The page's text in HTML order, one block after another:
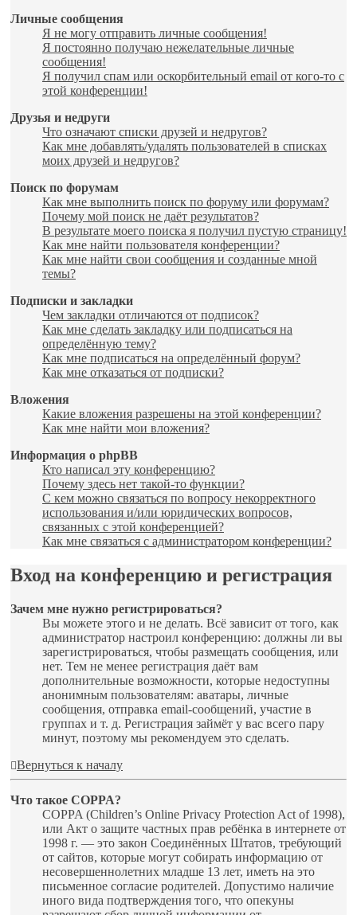
Личные сообщения
Я не могу отправить личные сообщения!
Я постоянно получаю нежелательные личные
сообщения!
Я получил спам или оскорбительный email от кого-то с
этой конференции!
Друзья и недруги
Что означают списки друзей и недругов?
Как мне добавлять/удалять пользователей в списках
моих друзей и недругов?
Поиск по форумам
Как мне выполнить поиск по форуму или форумам?
Почему мой поиск не даёт результатов?
В результате моего поиска я получил пустую страницу!
Как мне найти пользователя конференции?
Как мне найти свои сообщения и созданные мной
темы?
Подписки и закладки
Чем закладки отличаются от подписок?
Как мне сделать закладку или подписаться на
определённую тему?
Как мне подписаться на определённый форум?
Как мне отказаться от подписки?
Вложения
Какие вложения разрешены на этой конференции?
Как мне найти мои вложения?
Информация о phpBB
Кто написал эту конференцию?
Почему здесь нет такой-то функции?
С кем можно связаться по вопросу некорректного
использования и/или юридических вопросов,
связанных с этой конференцией?
Как мне связаться с администратором конференции?
Вход на конференцию и регистрация
Зачем мне нужно регистрироваться?
Вы можете этого и не делать. Всё зависит от того, как
администратор настроил конференцию: должны ли вы
зарегистрироваться, чтобы размещать сообщения, или
нет. Тем не менее регистрация даёт вам
дополнительные возможности, которые недоступны
анонимным пользователям: аватары, личные
сообщения, отправка email-сообщений, участие в
группах и т. д. Регистрация займёт у вас всего пару
минут, поэтому мы рекомендуем это сделать.
Вернуться к началу
Что такое COPPA?
COPPA (Children’s Online Privacy Protection Act of 1998),
или Акт о защите частных прав ребёнка в интернете от
1998 г. — это закон Соединённых Штатов, требующий
от сайтов, которые могут собирать информацию от
несовершеннолетних младше 13 лет, иметь на это
письменное согласие родителей. Допустимо наличие
иного вида подтверждения того, что опекуны